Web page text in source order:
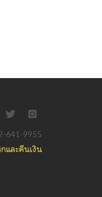
641-9955
และคืนเงิน